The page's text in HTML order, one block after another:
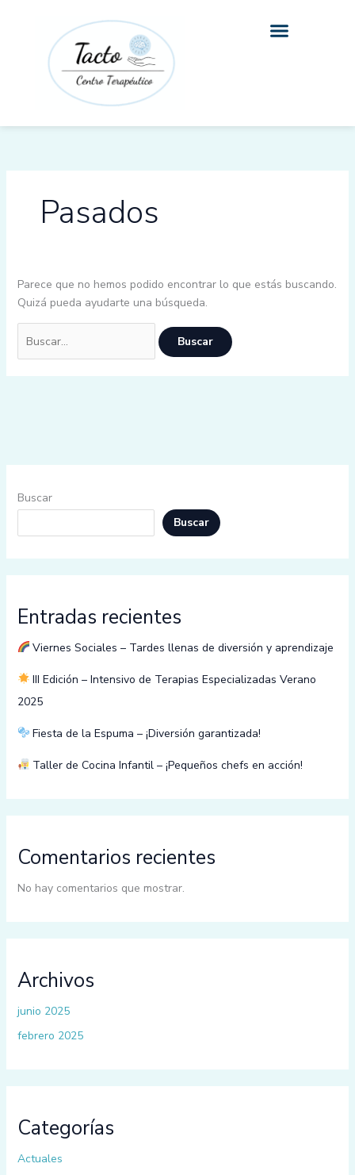
Pasados
Parece que no hemos podido encontrar lo que estás buscando.
Quizá pueda ayudarte una búsqueda.
Buscar
Buscar
Entradas recientes
Viernes Sociales – Tardes llenas de diversión y aprendizaje
III Edición – Intensivo de Terapias Especializadas Verano
2025
Fiesta de la Espuma – ¡Diversión garantizada!
Taller de Cocina Infantil – ¡Pequeños chefs en acción!
Comentarios recientes
No hay comentarios que mostrar.
Archivos
junio 2025
febrero 2025
Categorías
Actuales